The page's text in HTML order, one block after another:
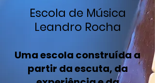
Escola de Música
Leandro Rocha
Uma escola construída a
partir da escuta, da